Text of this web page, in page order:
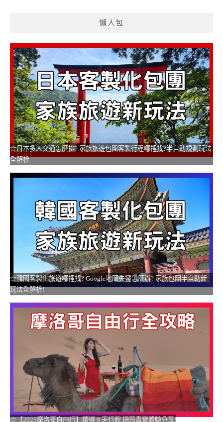
懶人包
☆日本多人交通怎麼排? 家族旅遊包團客製行程哪裡找?半自助規劃玩法
全解析
☆韓國客製化旅遊哪裡找? Google地圖失靈怎麼辦? 家族包團半自助新
玩法全解析!
☆【2025摩洛哥自由行】精選 9 天行程 珊莎真實體驗分享!